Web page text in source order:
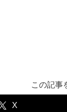
この記事
X